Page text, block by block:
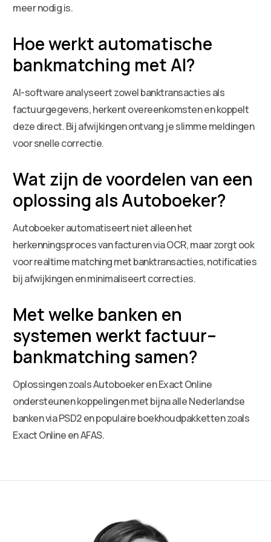
meer nodig is.
Hoe werkt automatische
bankmatching met AI?
AI-software analyseert zowel banktransacties als
factuurgegevens, herkent overeenkomsten en koppelt
deze direct. Bij afwijkingen ontvang je slimme meldingen
voor snelle correctie.
Wat zijn de voordelen van een
oplossing als Autoboeker?
Autoboeker automatiseert niet alleen het
herkenningsproces van facturen via OCR, maar zorgt ook
voor realtime matching met banktransacties, notificaties
bij afwijkingen en minimaliseert correcties.
Met welke banken en
systemen werkt factuur–
bankmatching samen?
Oplossingen zoals Autoboeker en Exact Online
ondersteunen koppelingen met bijna alle Nederlandse
banken via PSD2 en populaire boekhoudpakketten zoals
Exact Online en AFAS.